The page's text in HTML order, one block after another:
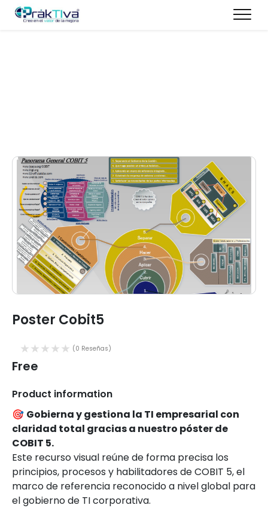
Poster Cobit5
(0 Reseñas)
Free
Product information
🎯 Gobierna y gestiona la TI empresarial con
claridad total gracias a nuestro póster de
COBIT 5.
Este recurso visual reúne de forma precisa los
principios, procesos y habilitadores de COBIT 5, el
marco de referencia reconocido a nivel global para
el gobierno de TI corporativa.